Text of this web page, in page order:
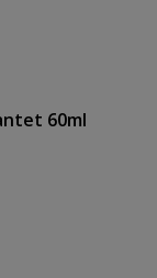
60ml